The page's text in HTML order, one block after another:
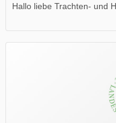
Hallo liebe Trachten- und
Wir wünschen Euch viel